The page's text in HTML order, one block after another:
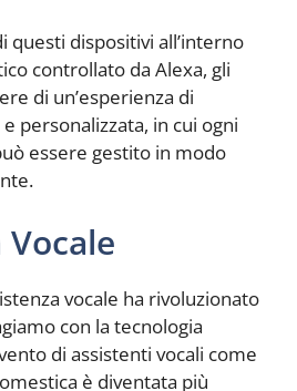
questi dispositivi all’interno
controllato da Alexa, gli
di un’esperienza di
personalizzata, in cui ogni
essere gestito in modo
vocale ha rivoluzionato
con la tecnologia
di assistenti vocali come
è diventata più